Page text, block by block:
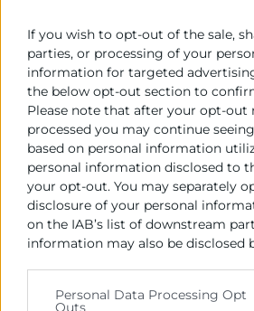
If you wish to opt-out of the sale,
parties, or processing of your
information for targeted
the below opt-out section to
Please note that after your opt-out
processed you may continue
based on personal information
personal information disclosed to
your opt-out. You may separately
disclosure of your personal
on the IAB’s list of downstream
information may also be disclosed
Personal Data Processing Opt
Outs
de los aspectos relacionados con
ofreciendo las indicaciones
correctamente este servicio
– Proporcionar las habilidades
manejo seguro de los alimentos,
riesgos de contaminación y
normativa de seguridad
PROGRAMA
MÓDULO 0. FORMACIÓN EN